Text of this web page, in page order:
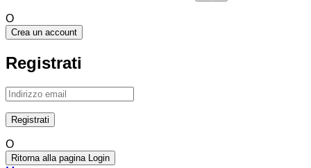
O
Crea un account
Registrati
O
Ritorna alla pagina Login